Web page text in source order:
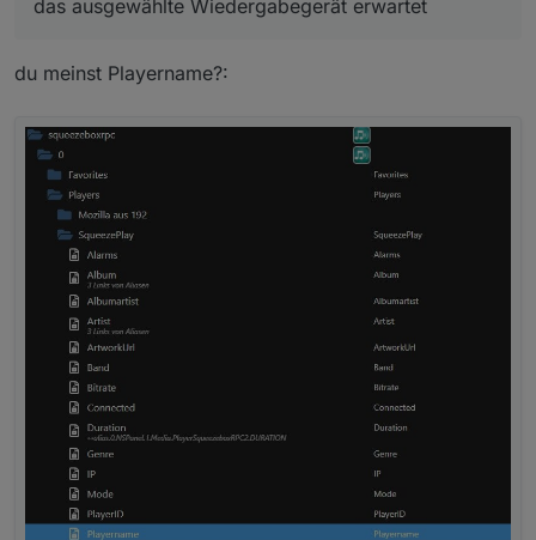
ich eigentlich steuere. Sorry wegen der
das ausgewählte Wiedergabegerät erwartet
du meinst Playername?: